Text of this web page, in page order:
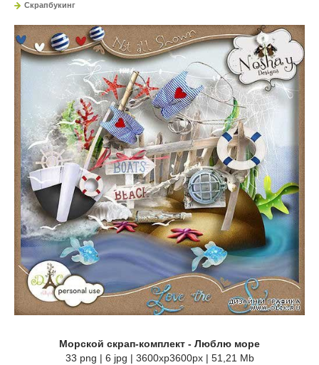
Скрапбукинг
Морской скрап-комплект - Люблю море
33 png | 6 jpg | 3600xp3600px | 51,21 Mb